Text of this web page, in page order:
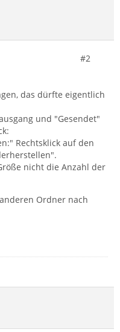
#2
das dürfte eigentlich
und "Gesendet"
Rechtsklick auf den
nicht die Anzahl der
Ordner nach